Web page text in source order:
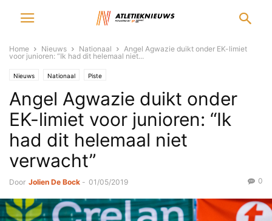
Home Nieuws Nationaal
Angel Agwazie duikt onder EK-limiet
voor junioren: “Ik had dit helemaal niet...
Nieuws Nationaal Piste
Angel Agwazie duikt onder
EK-limiet voor junioren: “Ik
had dit helemaal niet
verwacht”
Door Jolien De Bock - 01/05/2019 0